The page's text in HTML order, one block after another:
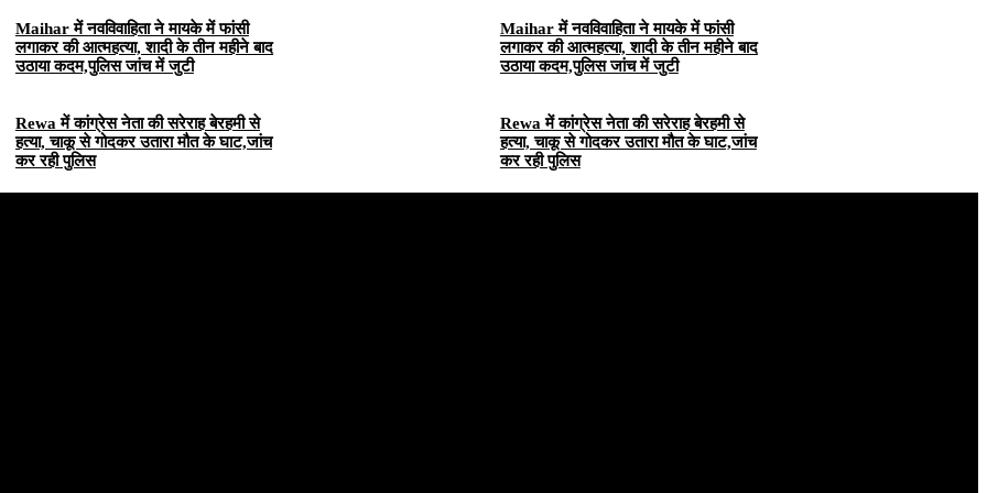
Maihar में नवविवाहिता ने मायके में फांसी
लगाकर की आत्महत्या, शादी के तीन महीने बाद
उठाया कदम,पुलिस जांच में जुटी
Rewa में कांग्रेस नेता की सरेराह बेरहमी से
हत्या, चाकू से गोदकर उतारा मौत के घाट,जांच
कर रही पुलिस
Maihar में नवविवाहिता ने मायके में फांसी
लगाकर की आत्महत्या, शादी के तीन महीने बाद
उठाया कदम,पुलिस जांच में जुटी
Rewa में कांग्रेस नेता की सरेराह बेरहमी से
हत्या, चाकू से गोदकर उतारा मौत के घाट,जांच
कर रही पुलिस